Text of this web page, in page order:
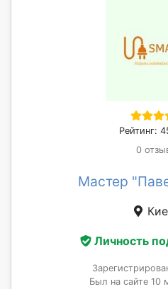
Рейтинг:
0
Мастер
Личность
Был на сайте 10